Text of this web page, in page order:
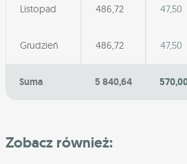
Listopad 486,72 47,50
Grudzień 486,72 47,50
Suma 5 840,64
Zobacz również: